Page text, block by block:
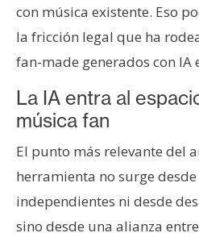
d
con música existente. Eso
la fricción legal que ha
fan-made generados con IA
La IA entra al
música fan
El punto más relevante del
herramienta no surge
independientes ni desde
sino desde una alianza